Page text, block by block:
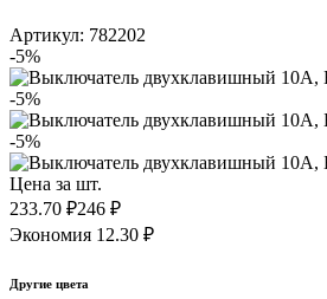
Артикул: 782202
-5%
-5%
-5%
Цена за шт.
233.70 ₽246 ₽
Экономия 12.30 ₽
Другие цвета